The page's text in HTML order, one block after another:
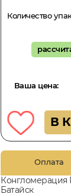
Количество
Ваша цена:
В
Оплата
Конгломерация
Батайск